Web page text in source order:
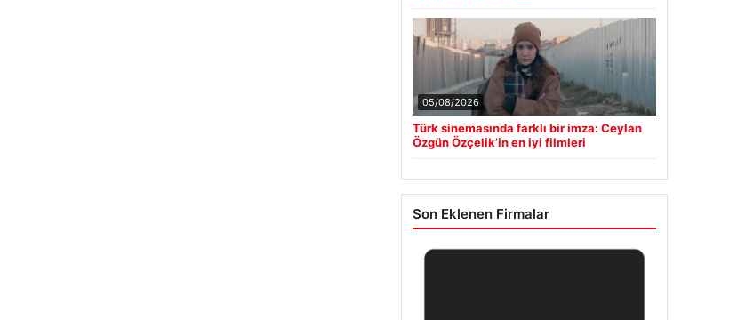
05/08/2026
Türk sinemasında farklı bir imza: Ceylan
Özgün Özçelik’in en iyi filmleri
Son Eklenen Firmalar